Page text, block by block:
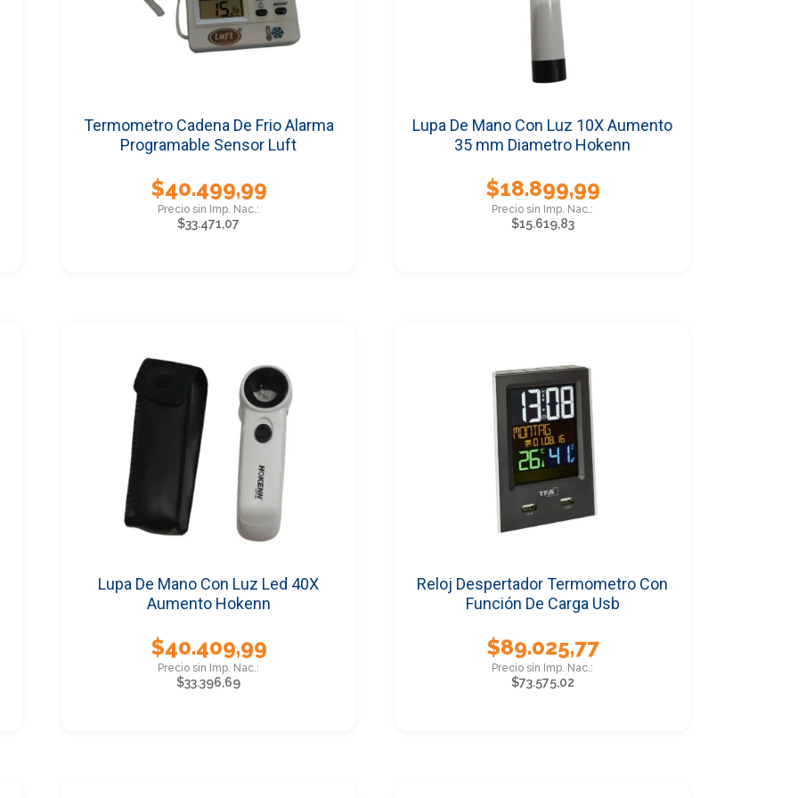
Termometro Cadena De Frio Alarma
Programable Sensor Luft
$40.499,99
$33.471,07
Lupa De Mano Con Luz 10X Aumento
35 mm Diametro Hokenn
$18.899,99
$15.619,83
Lupa De Mano Con Luz Led 40X
Aumento Hokenn
$40.409,99
$33.396,69
Reloj Despertador Termometro Con
Función De Carga Usb
$89.025,77
$73.575,02